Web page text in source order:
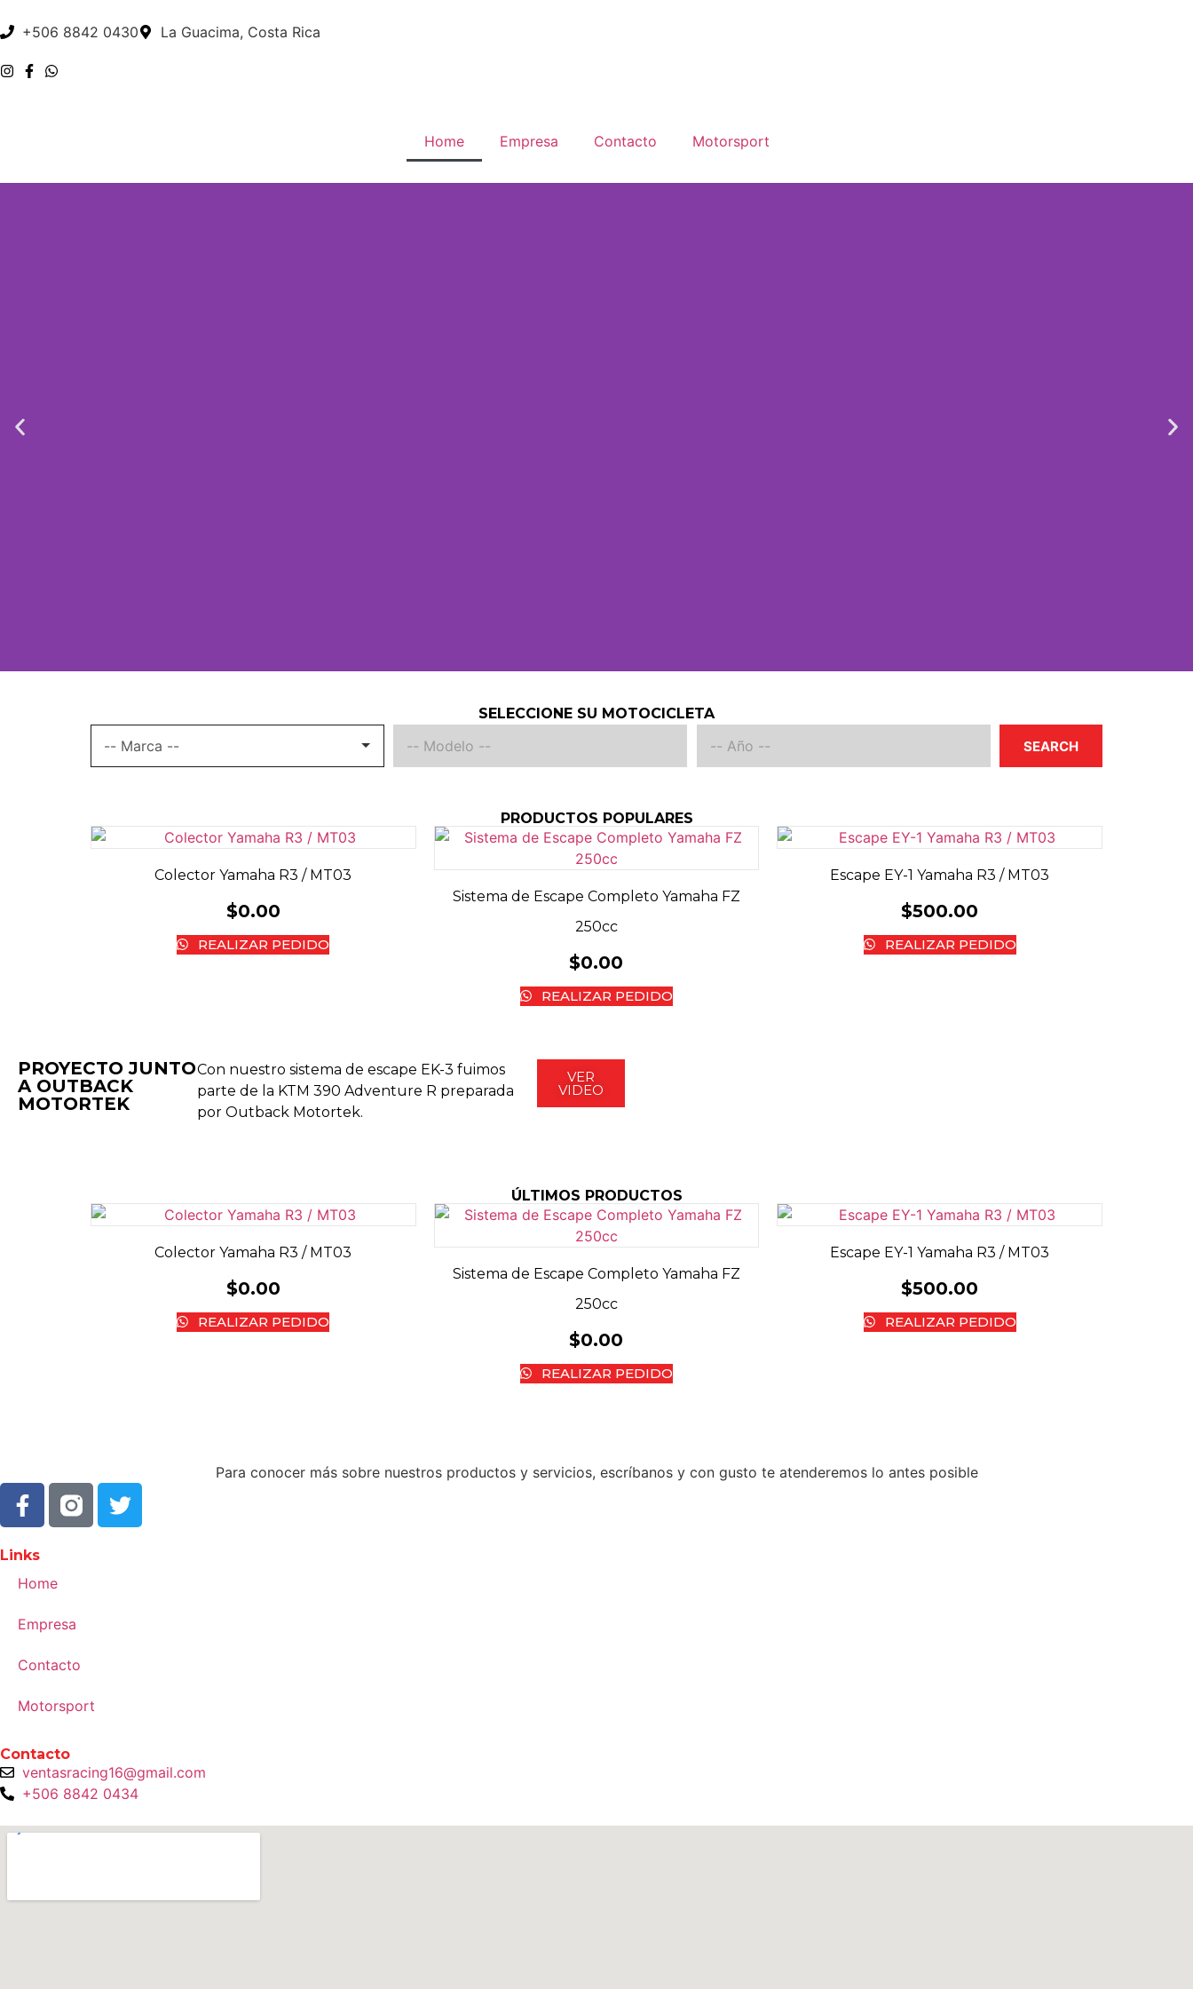
+506 8842 0430 La Guacima, Costa Rica
Home Empresa Contacto Motorsport
SELECCIONE SU MOTOCICLETA
SEARCH
PRODUCTOS POPULARES
Colector Yamaha R3 / MT03
$0.00
REALIZAR PEDIDO
Sistema de Escape Completo Yamaha FZ
250cc
$0.00
REALIZAR PEDIDO
Escape EY-1 Yamaha R3 / MT03
$500.00
REALIZAR PEDIDO
PROYECTO JUNTO
A OUTBACK
MOTORTEK ​
Con nuestro sistema de escape EK-3 fuimos
parte de la KTM 390 Adventure R preparada
por Outback Motortek.
VER
VIDEO
ÚLTIMOS PRODUCTOS
Colector Yamaha R3 / MT03
$0.00
REALIZAR PEDIDO
Sistema de Escape Completo Yamaha FZ
250cc
$0.00
REALIZAR PEDIDO
Escape EY-1 Yamaha R3 / MT03
$500.00
REALIZAR PEDIDO
Para conocer más sobre nuestros productos y servicios, escríbanos y con gusto te atenderemos lo antes posible
Links
Home
Empresa
Contacto
Motorsport
Contacto
ventasracing16@gmail.com
+506 8842 0434